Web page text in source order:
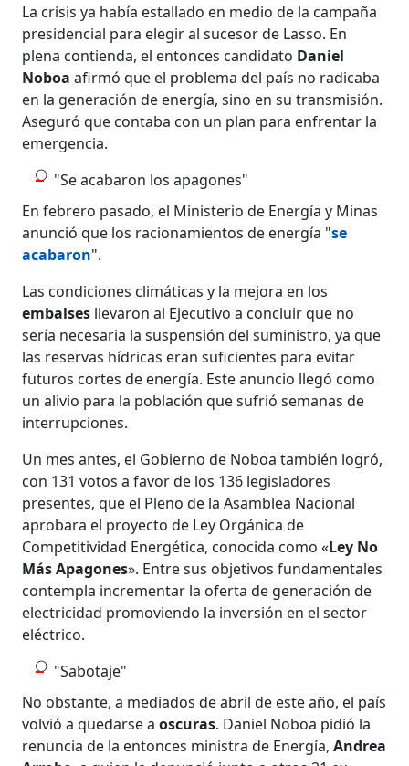
La crisis ya había estallado en medio de la campaña
presidencial para elegir al sucesor de Lasso. En
plena contienda, el entonces candidato Daniel
Noboa afirmó que el problema del país no radicaba
en la generación de energía, sino en su transmisión.
Aseguró que contaba con un plan para enfrentar la
emergencia.
"Se acabaron los apagones"
En febrero pasado, el Ministerio de Energía y Minas
anunció que los racionamientos de energía "se
acabaron".
Las condiciones climáticas y la mejora en los
embalses llevaron al Ejecutivo a concluir que no
sería necesaria la suspensión del suministro, ya que
las reservas hídricas eran suficientes para evitar
futuros cortes de energía. Este anuncio llegó como
un alivio para la población que sufrió semanas de
interrupciones.
Un mes antes, el Gobierno de Noboa también logró,
con 131 votos a favor de los 136 legisladores
presentes, que el Pleno de la Asamblea Nacional
aprobara el proyecto de Ley Orgánica de
Competitividad Energética, conocida como «Ley No
Más Apagones». Entre sus objetivos fundamentales
contempla incrementar la oferta de generación de
electricidad promoviendo la inversión en el sector
eléctrico.
"Sabotaje"
No obstante, a mediados de abril de este año, el país
volvió a quedarse aoscuras. Daniel Noboa pidió la
renuncia de la entonces ministra de Energía,Andrea